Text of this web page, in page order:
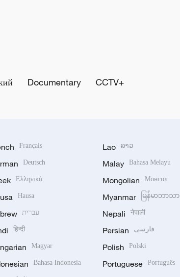
Documentary CCTV+
Français
Deutsch
Ελληνικά
Hausa
עברית
हिन्दी
Magyar
Bahasa Indonesia
Lao ລາວ
Malay Bahasa Melayu
Mongolian Монгол
Myanmar မြန်မာဘာသာ
Nepali नेपाली
Persian فارسی
Polish Polski
Portuguese Português